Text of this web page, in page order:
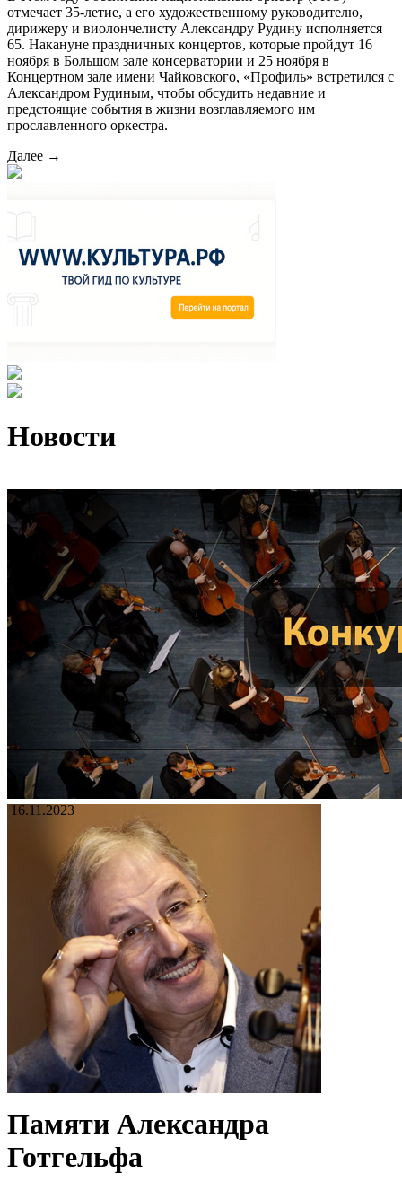
отмечает 35-летие, а его художественному руководителю,
дирижеру и виолончелисту Александру Рудину исполняется
65. Накануне праздничных концертов, которые пройдут 16
ноября в Большом зале консерватории и 25 ноября в
Концертном зале имени Чайковского, «Профиль» встретился с
Александром Рудиным, чтобы обсудить недавние и
предстоящие события в жизни возглавляемого им
прославленного оркестра.
Далее →
Новости
16.11.2023
Памяти Александра
Готгельфа